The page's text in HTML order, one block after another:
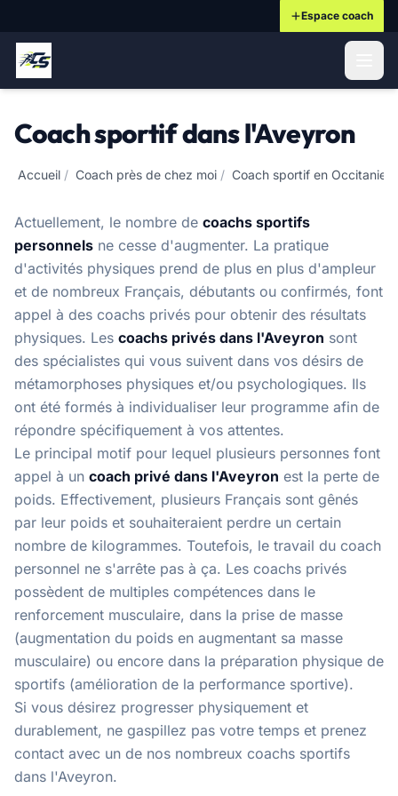
Espace coach
Coach sportif dans l'Aveyron
Accueil / Coach près de chez moi / Coach sportif en Occitanie
Actuellement, le nombre de coachs sportifs
personnels ne cesse d'augmenter. La pratique
d'activités physiques prend de plus en plus d'ampleur
et de nombreux Français, débutants ou confirmés, font
appel à des coachs privés pour obtenir des résultats
physiques. Les coachs privés dans l'Aveyron sont
des spécialistes qui vous suivent dans vos désirs de
métamorphoses physiques et/ou psychologiques. Ils
ont été formés à individualiser leur programme afin de
répondre spécifiquement à vos attentes.
Le principal motif pour lequel plusieurs personnes font
appel à un coach privé dans l'Aveyron est la perte de
poids. Effectivement, plusieurs Français sont gênés
par leur poids et souhaiteraient perdre un certain
nombre de kilogrammes. Toutefois, le travail du coach
personnel ne s'arrête pas à ça. Les coachs privés
possèdent de multiples compétences dans le
renforcement musculaire, dans la prise de masse
(augmentation du poids en augmentant sa masse
musculaire) ou encore dans la préparation physique de
sportifs (amélioration de la performance sportive).
Si vous désirez progresser physiquement et
durablement, ne gaspillez pas votre temps et prenez
contact avec un de nos nombreux coachs sportifs
dans l'Aveyron.